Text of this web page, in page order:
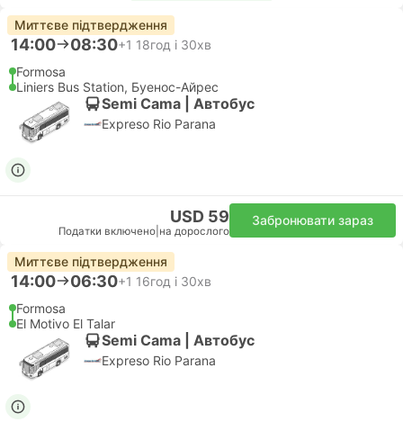
Миттєве підтвердження
14:00 08:30+1 18год і 30хв
Formosa
Liniers Bus Station, Буенос-Айрес
Semi Cama | Автобус
Expreso Rio Parana
USD 59
Податки включено на дорослого
Забронювати зараз
Миттєве підтвердження
14:00 06:30+1 16год і 30хв
Formosa
El Motivo El Talar
Semi Cama | Автобус
Expreso Rio Parana